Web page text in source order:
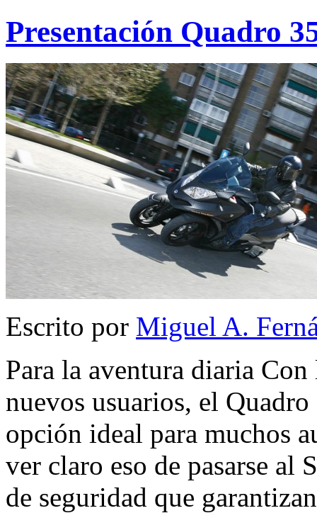
Presentación Quadro
Escrito por Miguel A.
Para la aventura diaria
nuevos usuarios, el
opción ideal para muchos
ver claro eso de pasarse al
de seguridad que